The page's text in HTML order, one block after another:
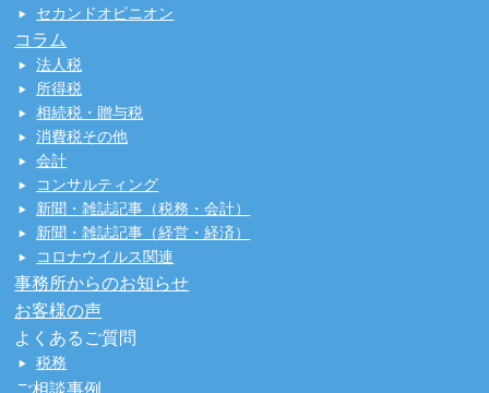
セカンドオピニオン
コラム
法人税
所得税
相続税・贈与税
消費税その他
会計
コンサルティング
新聞・雑誌記事（税務・会計）
新聞・雑誌記事（経営・経済）
コロナウイルス関連
事務所からのお知らせ
お客様の声
よくあるご質問
税務